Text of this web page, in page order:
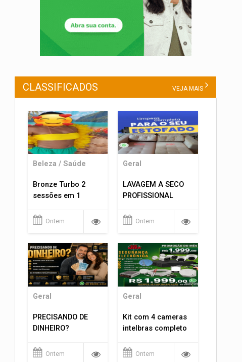
CLASSIFICADOS VEJA MAIS
Beleza / Saúde
Bronze Turbo 2
sessões em 1
Ontem
Geral
LAVAGEM A SECO
PROFISSIONAL
Ontem
Geral
PRECISANDO DE
DINHEIRO?
Ontem
Geral
Kit com 4 cameras
intelbras completo
Ontem